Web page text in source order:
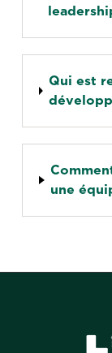
Qui est
une